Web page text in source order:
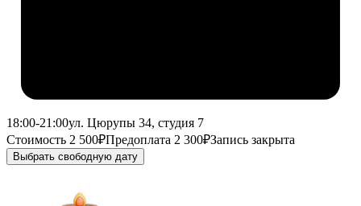
18:00-21:00ул. Цюрупы 34, студия 7
Стоимость 2 500₽Предоплата 2 300₽Запись закрыта
Выбрать свободную дату